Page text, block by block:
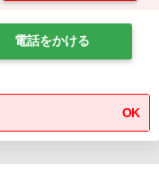
電話をかける
OK